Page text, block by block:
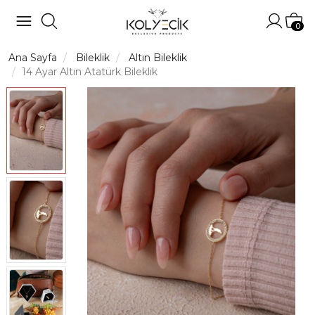
0
Ana Sayfa Bileklik
Altın Bileklik
14 Ayar Altın Atatürk Bileklik